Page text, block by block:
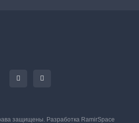
защищены. Разработка RamirSpace